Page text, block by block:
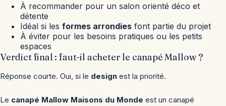
À recommander pour un salon orienté déco et
détente
Idéal si les formes arrondies font partie du projet
À éviter pour les besoins pratiques ou les petits
espaces
Verdict final : faut-il acheter le canapé Mallow ?
Réponse courte. Oui, si le design est la priorité.
Le canapé Mallow Maisons du Monde est un canapé